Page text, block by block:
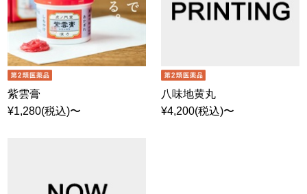
紫雲膏
¥1,280(税込)〜
八味地黄丸
¥4,200(税込)〜